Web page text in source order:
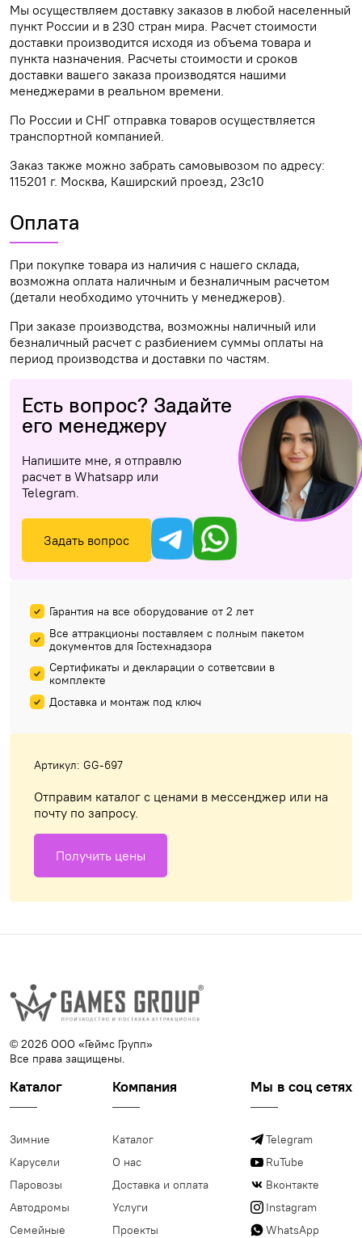
Мы осуществляем доставку заказов в любой населенный
пункт России и в 230 стран мира. Расчет стоимости
доставки производится исходя из объема товара и
пункта назначения. Расчеты стоимости и сроков
доставки вашего заказа производятся нашими
менеджерами в реальном времени.
По России и СНГ отправка товаров осуществляется
транспортной компанией.
Заказ также можно забрать самовывозом по адресу:
115201 г. Москва, Каширский проезд, 23с10
Оплата
При покупке товара из наличия с нашего склада,
возможна оплата наличным и безналичным расчетом
(детали необходимо уточнить у менеджеров).
При заказе производства, возможны наличный или
безналичный расчет с разбиением суммы оплаты на
период производства и доставки по частям.
Есть вопрос? Задайте
его менеджеру
Напишите мне, я отправлю
расчет в Whatsapp или
Telegram.
Задать вопрос
Гарантия на все оборудование от 2 лет
Все аттракционы поставляем с полным пакетом
документов для Гостехнадзора
Сертификаты и декларации о сответсвии в
комплекте
Доставка и монтаж под ключ
Артикул: GG-697
Отправим каталог с ценами в мессенджер или на
почту по запросу.
Получить цены
© 2026 ООО «Геймс Групп»
Все права защищены.
Каталог
Зимние
Карусели
Паровозы
Автодромы
Семейные
Компания
Каталог
О нас
Доставка и оплата
Услуги
Проекты
Мы в соц сетях
Telegram
RuTube
Вконтакте
Instagram
WhatsApp